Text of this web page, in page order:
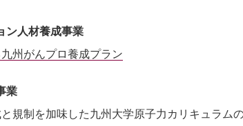
ン人材養成事業
州がんプロ養成プラン
業
規制を加味した九州大学原子力カリキュラム